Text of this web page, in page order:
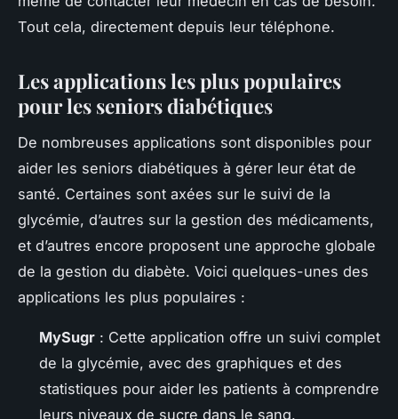
Tout cela, directement depuis leur téléphone.
Les applications les plus populaires
pour les seniors diabétiques
De nombreuses applications sont disponibles pour
aider les seniors diabétiques à gérer leur état de
santé. Certaines sont axées sur le suivi de la
glycémie, d’autres sur la gestion des médicaments,
et d’autres encore proposent une approche globale
de la gestion du diabète. Voici quelques-unes des
applications les plus populaires :
MySugr : Cette application offre un suivi complet
de la glycémie, avec des graphiques et des
statistiques pour aider les patients à comprendre
leurs niveaux de sucre dans le sang.